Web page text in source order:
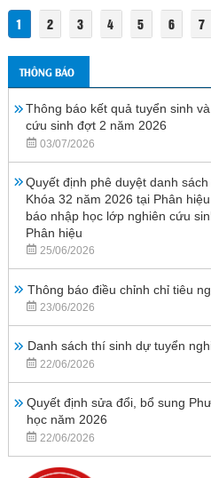
1 2 3 4 5 6 7
THÔNG BÁO
Thông báo kết quả tuyển sinh
cứu sinh đợt 2 năm 2026
03/07/2026
Quyết định phê duyệt danh
Khóa 32 năm 2026 tại Phân
báo nhập học lớp nghiên cứu
Phân hiệu
25/06/2026
Thông báo điều chỉnh chỉ tiêu
23/06/2026
Danh sách thí sinh dự tuyển
22/06/2026
Quyết định sửa đổi, bổ sung
học năm 2026
22/06/2026